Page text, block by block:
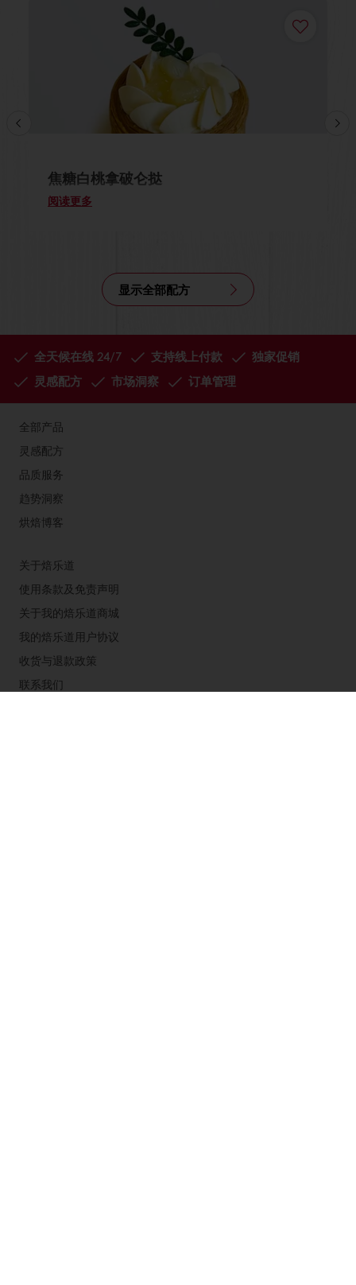
焦糖白桃拿破仑挞
阅读更多
显示全部配方
全天候在线 24/7 支持线上付款
独家促销
灵感配方
市场洞察 订单管理
全部产品
灵感配方
品质服务
趋势洞察
烘焙博客
关于焙乐道
使用条款及免责声明
关于我的焙乐道商城
我的焙乐道用户协议
收货与退款政策
联系我们